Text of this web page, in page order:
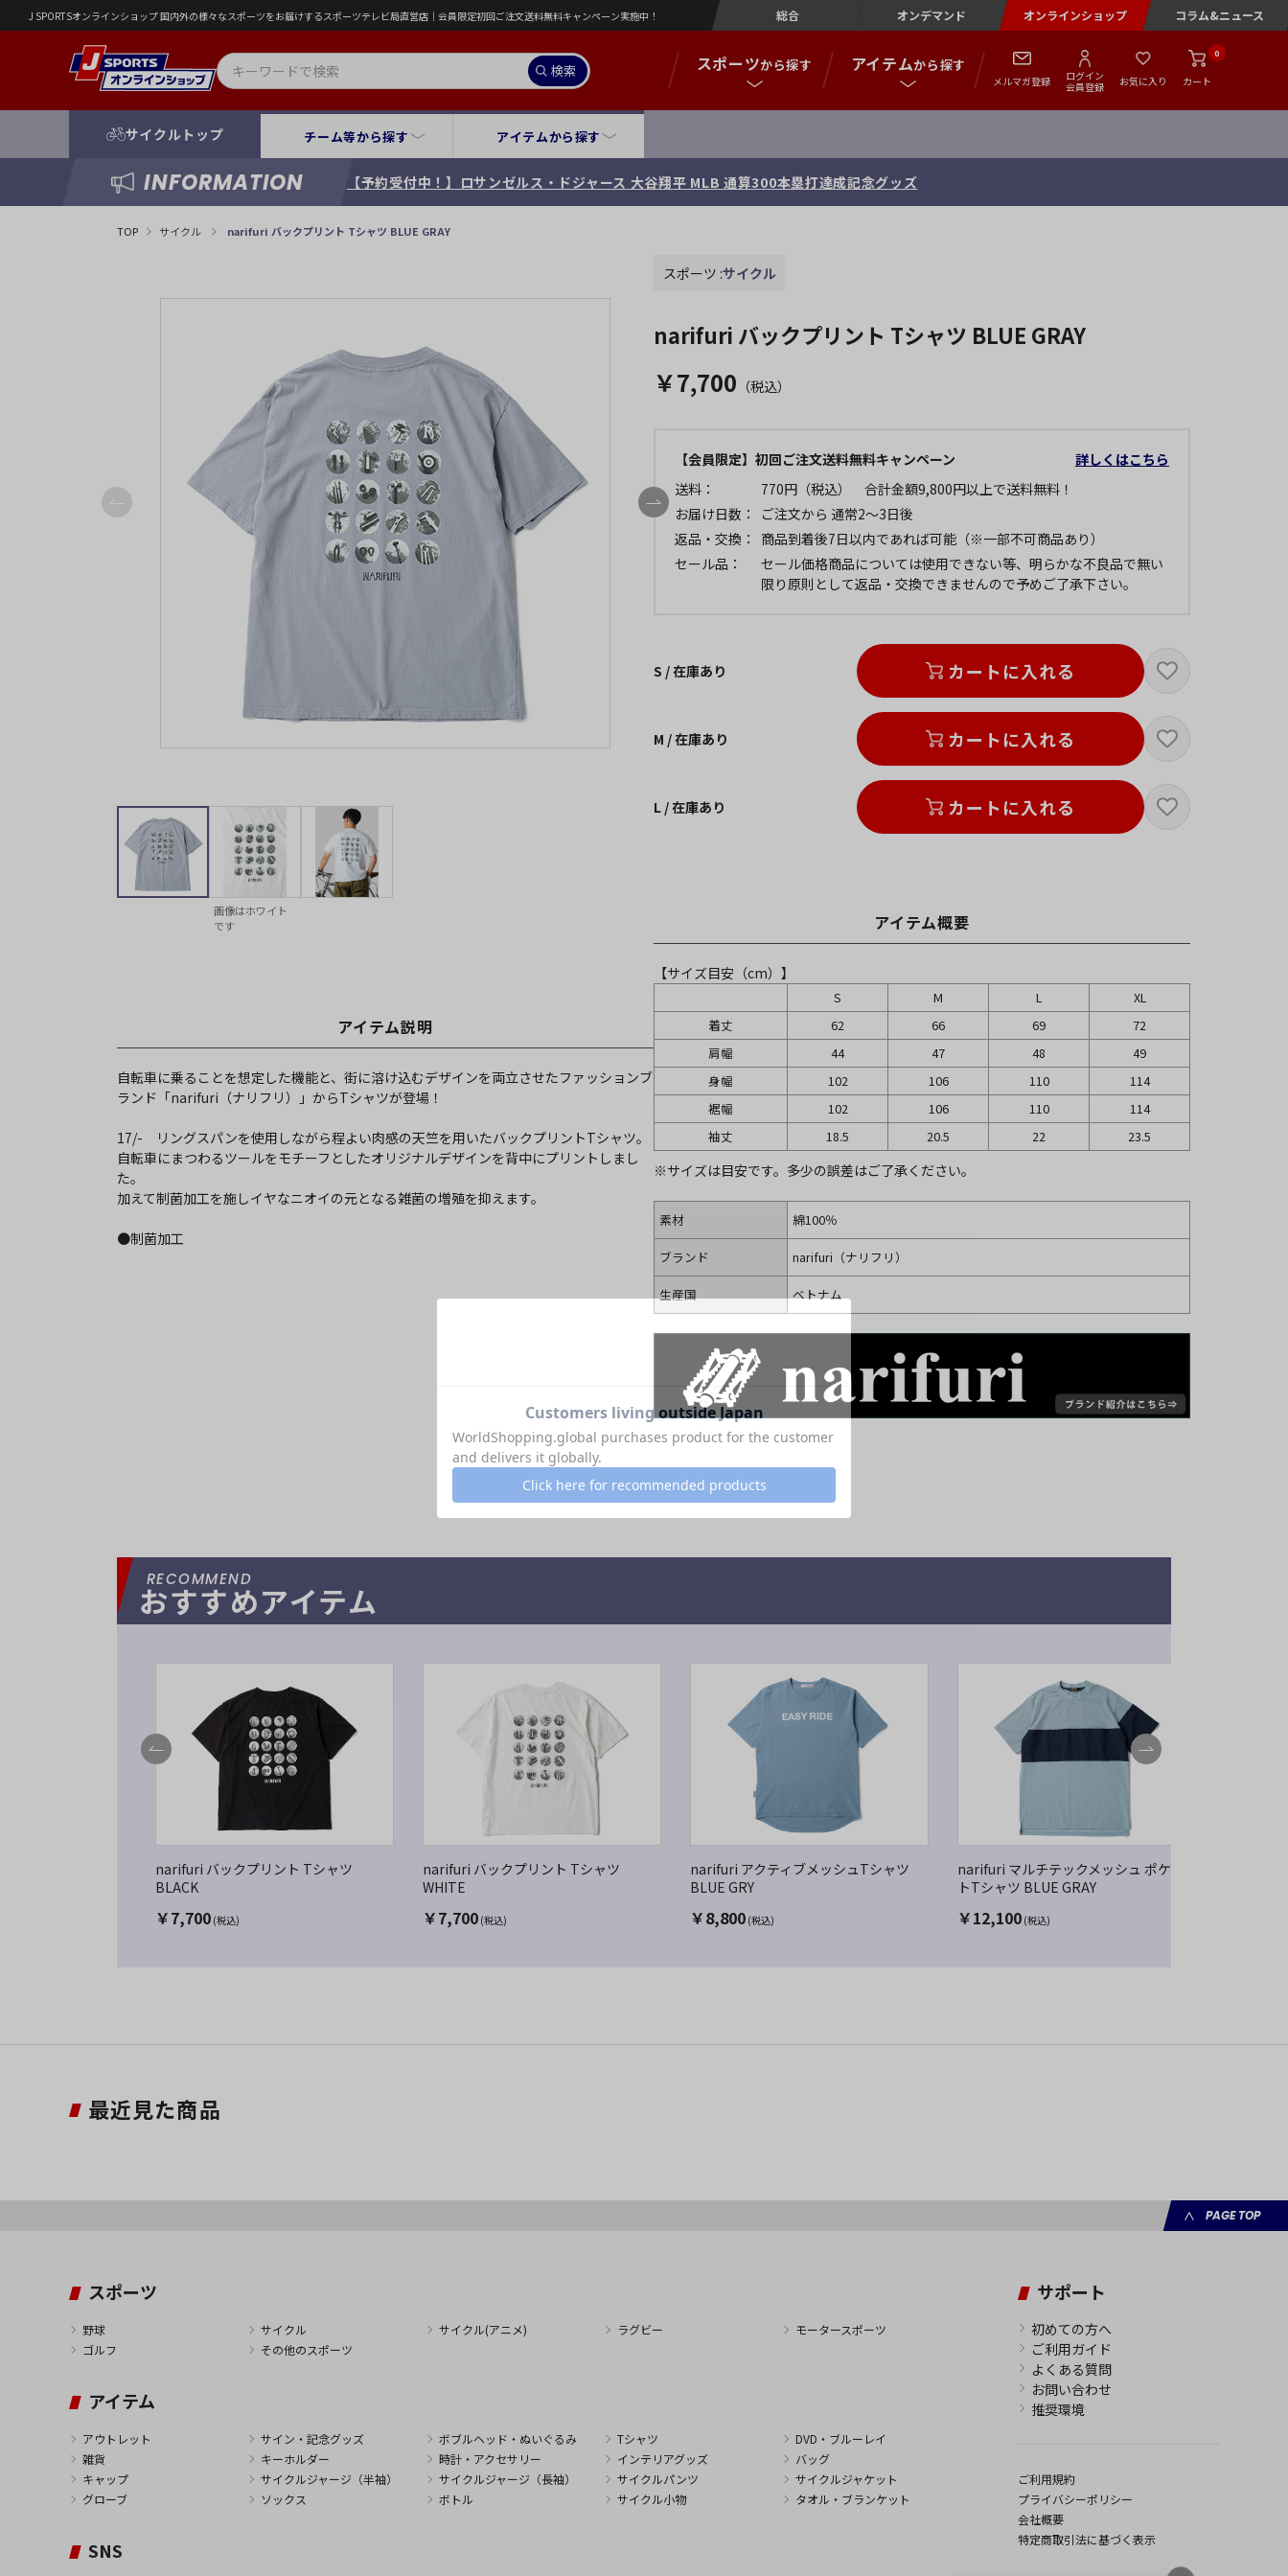
J SPORTSオンラインショップ 国内外の様々なスポーツをお届けするスポーツテレビ局直営店｜会員限定初回ご注文送料無料キャンペーン実施中！ 総合 オンデマンド オンラインショップ コラム&ニュース
検索 スポーツから探す アイテムから探す
メルマガ登録
ログイン
会員登録
お気に入り カート
0
サイクルトップ チーム等から探す アイテムから探す
INFORMATION 【予約受付中！】ロサンゼルス・ドジャース 大谷翔平 MLB 通算300本塁打達成記念グッズ
TOP サイクル narifuri バックプリント Tシャツ BLUE GRAY
画像はホワイト
です
アイテム説明
自転車に乗ることを想定した機能と、街に溶け込むデザインを両立させたファッションブ
ランド「narifuri（ナリフリ）」からTシャツが登場！
17/- リングスパンを使用しながら程よい肉感の天竺を用いたバックプリントTシャツ。
自転車にまつわるツールをモチーフとしたオリジナルデザインを背中にプリントしまし
た。
加えて制菌加工を施しイヤなニオイの元となる雑菌の増殖を抑えます。
●制菌加工
スポーツ :サイクル
narifuri バックプリント Tシャツ BLUE GRAY
￥7,700 （税込）
【会員限定】初回ご注文送料無料キャンペーン
詳しくはこちら
送料：
770円（税込） 合計金額9,800円以上で送料無料！
お届け日数：
ご注文から 通常2～3日後
返品・交換：
商品到着後7日以内であれば可能（※一部不可商品あり）
セール品：
セール価格商品については使用できない等、明らかな不良品で無い
限り原則として返品・交換できませんので予めご了承下さい。
S / 在庫あり カートに入れる
M / 在庫あり カートに入れる
L / 在庫あり カートに入れる
アイテム概要
【サイズ目安（cm）】
S M L
XL
着丈
62 66 69
72
肩幅
44 47 48
49
身幅
102 106 110
114
裾幅
102 106 110
114
袖丈
18.5 20.5 22 23.5
※サイズは目安です。多少の誤差はご了承ください。
素材 綿100％
ブランド narifuri（ナリフリ）
生産国 ベトナム
おすすめアイテム
narifuri バックプリント Tシャツ
BLACK
￥7,700 (税込)
narifuri バックプリント Tシャツ
WHITE
￥7,700 (税込)
narifuri アクティブメッシュTシャツ
BLUE GRY
￥8,800 (税込)
narifuri マルチテックメッシュ ポケッ
トTシャツ BLUE GRAY
￥12,100 (税込)
最近見た商品
PAGE TOP
スポーツ
野球 サイクル サイクル(アニメ) ラグビー
モータースポーツ
ゴルフ
その他のスポーツ
アイテム
アウトレット サイン・記念グッズ ボブルヘッド・ぬいぐるみ Tシャツ
DVD・ブルーレイ
雑貨
キーホルダー 時計・アクセサリー インテリアグッズ
バッグ
キャップ
サイクルジャージ（半袖） サイクルジャージ（長袖） サイクルパンツ
サイクルジャケット
グローブ
ソックス ボトル サイクル小物 タオル・ブランケット
SNS
サポート
初めての方へ
ご利用ガイド
よくある質問
お問い合わせ
推奨環境
ご利用規約
プライバシーポリシー
会社概要
特定商取引法に基づく表示